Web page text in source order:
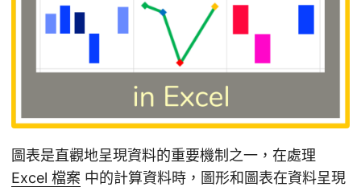
圖表是直觀地呈現資料的重要機制之一，在處理
Excel 檔案 中的計算資料時，圖形和圖表在資料呈現